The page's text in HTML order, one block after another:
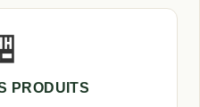
PRODUITS